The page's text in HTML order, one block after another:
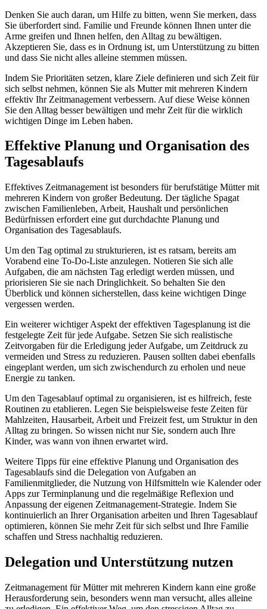
Denken Sie auch daran, um Hilfe zu bitten, wenn Sie merken, dass
Sie überfordert sind. Familie und Freunde können Ihnen unter die
Arme greifen und Ihnen helfen, den Alltag zu bewältigen.
Akzeptieren Sie, dass es in Ordnung ist, um Unterstützung zu bitten
und dass Sie nicht alles alleine stemmen müssen.
Indem Sie Prioritäten setzen, klare Ziele definieren und sich Zeit für
sich selbst nehmen, können Sie als Mutter mit mehreren Kindern
effektiv Ihr Zeitmanagement verbessern. Auf diese Weise können
Sie den Alltag besser bewältigen und mehr Zeit für die wirklich
wichtigen Dinge im Leben haben.
Effektive Planung und Organisation des
Tagesablaufs
Effektives Zeitmanagement ist besonders für berufstätige Mütter mit
mehreren Kindern von großer Bedeutung. Der tägliche Spagat
zwischen Familienleben, Arbeit, Haushalt und persönlichen
Bedürfnissen erfordert eine gut durchdachte Planung und
Organisation des Tagesablaufs.
Um den Tag optimal zu strukturieren, ist es ratsam, bereits am
Vorabend eine To-Do-Liste anzulegen. Notieren Sie sich alle
Aufgaben, die am nächsten Tag erledigt werden müssen, und
priorisieren Sie sie nach Dringlichkeit. So behalten Sie den
Überblick und können sicherstellen, dass keine wichtigen Dinge
vergessen werden.
Ein weiterer wichtiger Aspekt der effektiven Tagesplanung ist die
festgelegte Zeit für jede Aufgabe. Setzen Sie sich realistische
Zeitvorgaben für die Erledigung jeder Aufgabe, um Zeitdruck zu
vermeiden und Stress zu reduzieren. Pausen sollten dabei ebenfalls
eingeplant werden, um sich zwischendurch zu erholen und neue
Energie zu tanken.
Um den Tagesablauf optimal zu organisieren, ist es hilfreich, feste
Routinen zu etablieren. Legen Sie beispielsweise feste Zeiten für
Mahlzeiten, Hausarbeit, Arbeit und Freizeit fest, um Struktur in den
Alltag zu bringen. So wissen nicht nur Sie, sondern auch Ihre
Kinder, was wann von ihnen erwartet wird.
Weitere Tipps für eine effektive Planung und Organisation des
Tagesablaufs sind die Delegation von Aufgaben an
Familienmitglieder, die Nutzung von Hilfsmitteln wie Kalender oder
Apps zur Terminplanung und die regelmäßige Reflexion und
Anpassung der eigenen Zeitmanagement-Strategie. Indem Sie
kontinuierlich an Ihrer Organisation arbeiten und Ihren Tagesablauf
optimieren, können Sie mehr Zeit für sich selbst und Ihre Familie
schaffen und Stress nachhaltig reduzieren.
Delegation und Unterstützung nutzen
Zeitmanagement für Mütter mit mehreren Kindern kann eine große
Herausforderung sein, besonders wenn man versucht, alles alleine